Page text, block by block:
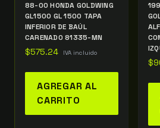
88-00 HONDA GOLDWING
GL1500 GL 1500 TAPA
INFERIOR DE BAÚL
CARENADO 81335-MN
$575.24 IVA incluido
AGREGAR AL
CARRITO
$